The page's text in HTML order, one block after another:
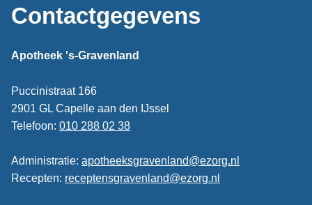
Contactgegevens
Apotheek 's-Gravenland
Puccinistraat 166
2901 GL Capelle aan den IJssel
Telefoon: 010 288 02 38
Administratie: apotheeksgravenland@ezorg.nl
Recepten: receptensgravenland@ezorg.nl